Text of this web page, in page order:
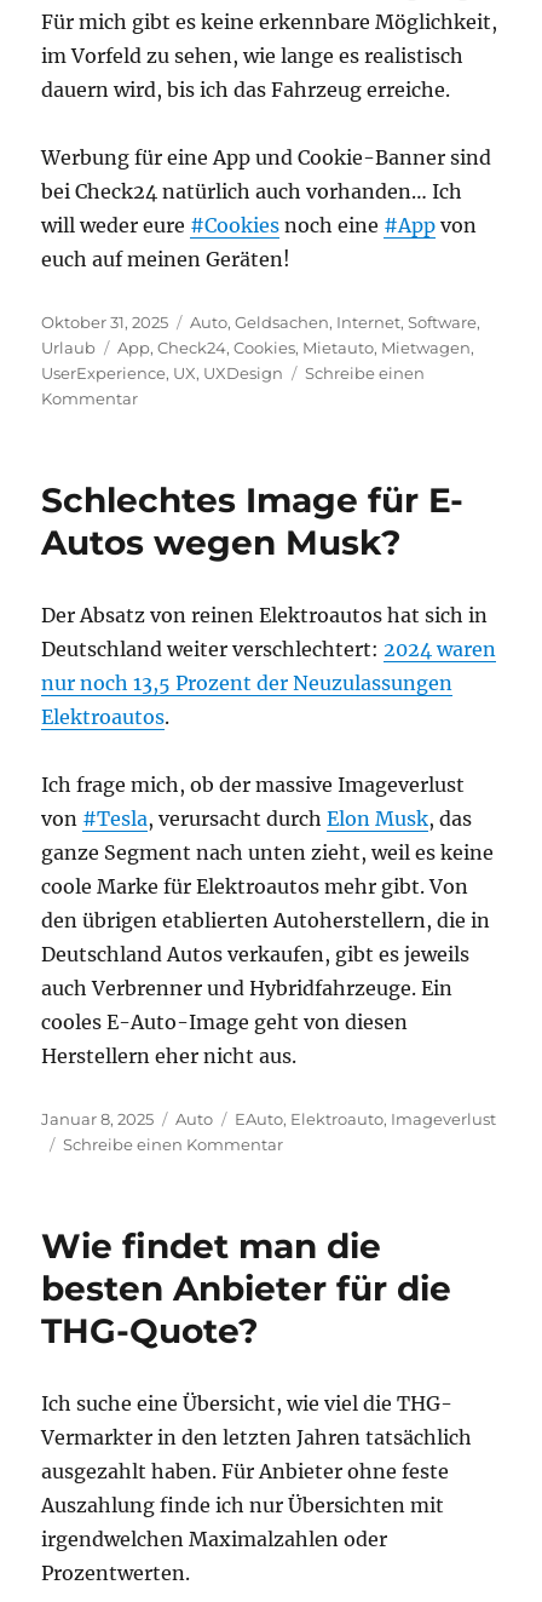
Für mich gibt es keine erkennbare Möglichkeit,
im Vorfeld zu sehen, wie lange es realistisch
dauern wird, bis ich das Fahrzeug erreiche.
Werbung für eine App und Cookie-Banner sind
bei Check24 natürlich auch vorhanden… Ich
will weder eure #Cookies noch eine #App von
euch auf meinen Geräten!
Veröffentlicht
am
Oktober 31, 2025 Kategorien
Auto,Geldsachen, Internet,Software,
Urlaub
Schlagwörter
App,Check24,Cookies, Mietauto, Mietwagen,
UserExperience, UX, UXDesign
Schreibe einen
Kommentarzu
–
schlimmste
seit
langem
Schlechtes Image für E-
Autos wegen Musk?
Der Absatz von reinen Elektroautos hat sich in
Deutschland weiter verschlechtert:2024 waren
nur noch 13,5 Prozent der Neuzulassungen
Elektroautos.
Ich frage mich, ob der massive Imageverlust
von #Tesla, verursacht durchElon Musk, das
ganze Segment nach unten zieht, weil es keine
coole Marke für Elektroautos mehr gibt. Von
den übrigen etablierten Autoherstellern, die in
Deutschland Autos verkaufen, gibt es jeweils
auch Verbrenner und Hybridfahrzeuge. Ein
cooles E-Auto-Image geht von diesen
Herstellern eher nicht aus.
Veröffentlicht
am
Januar 8, 2025 Kategorien
Auto Schlagwörter
EAuto, Elektroauto, Imageverlust
Schreibe einen Kommentarzu
E-
wegen
Wie findet man die
besten Anbieter für die
THG-Quote?
Ich suche eine Übersicht, wie viel die THG-
Vermarkter in den letzten Jahren tatsächlich
ausgezahlt haben. Für Anbieter ohne feste
Auszahlung finde ich nur Übersichten mit
irgendwelchen Maximalzahlen oder
Prozentwerten.